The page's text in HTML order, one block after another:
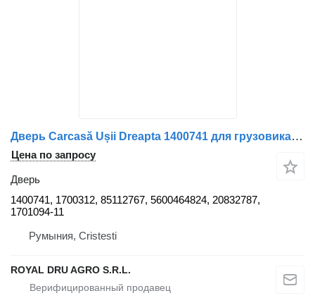
Дверь Carcasă Ușii Dreapta 1400741 для грузовика Volvo – Piese Auto 1400741, 1700312, 85112767, 5600464824, 20832787, 1701094
Цена по запросу
Дверь
1400741, 1700312, 85112767, 5600464824, 20832787,
1701094-11
Румыния, Cristesti
ROYAL DRU AGRO S.R.L.